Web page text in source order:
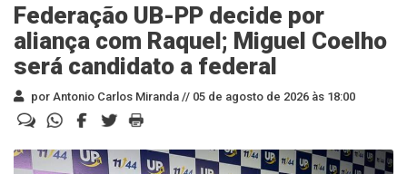
Federação UB-PP decide por
aliança com Raquel; Miguel Coelho
será candidato a federal
por Antonio Carlos Miranda // 05 de agosto de 2026 às 18:00